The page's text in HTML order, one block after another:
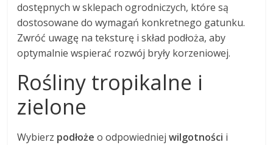
dostępnych w sklepach ogrodniczych, które są
dostosowane do wymagań konkretnego gatunku.
Zwróć uwagę na teksturę i skład podłoża, aby
optymalnie wspierać rozwój bryły korzeniowej.
Rośliny tropikalne i
zielone
Wybierz podłoże o odpowiedniejwilgotności i